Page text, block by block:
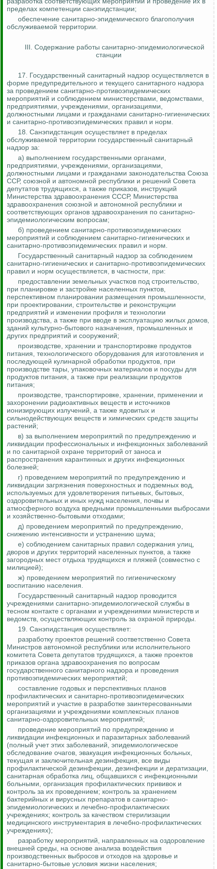
пределах компетенции санэпидстанции;
обеспечение санитарно-эпидемического благополучия
обслуживаемой территории.
III. Содержание работы санитарно-эпидемиологической
станции
17. Государственный санитарный надзор осуществляется в
форме предупредительного и текущего санитарного надзора
за проведением санитарно-противоэпидемических
мероприятий и соблюдением министерствами, ведомствами,
предприятиями, учреждениями, организациями,
должностными лицами и гражданами санитарно-гигиенических
и санитарно-противоэпидемических правил и норм.
18. Санэпидстанция осуществляет в пределах
обслуживаемой территории государственный санитарный
надзор за:
а) выполнением государственными органами,
предприятиями, учреждениями, организациями,
должностными лицами и гражданами законодательства Союза
ССР, союзной и автономной республики и решений Совета
депутатов трудящихся, а также приказов, инструкций
Министерства здравоохранения СССР, Министерства
здравоохранения союзной и автономной республики и
соответствующих органов здравоохранения по санитарно-
эпидемиологическим вопросам;
б) проведением санитарно-противоэпидемических
мероприятий и соблюдением санитарно-гигиенических и
санитарно-противоэпидемических правил и норм.
Государственный санитарный надзор за соблюдением
санитарно-гигиенических и санитарно-противоэпидемических
правил и норм осуществляется, в частности, при:
предоставлении земельных участков под строительство,
при планировке и застройке населенных пунктов,
перспективном планировании размещения промышленности,
при проектировании, строительстве и реконструкции
предприятий и изменении профиля и технологии
производства, а также при вводе в эксплуатацию жилых домов,
зданий культурно-бытового назначения, промышленных и
других предприятий и сооружений;
производстве, хранении и транспортировке продуктов
питания, технологического оборудования для изготовления и
последующей кулинарной обработки продуктов, при
производстве тары, упаковочных материалов и посуды для
продуктов питания, а также при реализации продуктов
питания;
производстве, транспортировке, хранении, применении и
захоронении радиоактивных веществ и источников
ионизирующих излучений, а также ядовитых и
сильнодействующих веществ и химических средств защиты
растений;
в) за выполнением мероприятий по предупреждению и
ликвидации профессиональных и инфекционных заболеваний
и по санитарной охране территорий от заноса и
распространения карантинных и других инфекционных
болезней;
г) проведением мероприятий по предупреждению и
ликвидации загрязнения поверхностных и подземных вод,
используемых для удовлетворения питьевых, бытовых,
оздоровительных и иных нужд населения, почвы и
атмосферного воздуха вредными промышленными выбросами
и хозяйственно-бытовыми отходами;
д) проведением мероприятий по предупреждению,
снижению интенсивности и устранению шума;
е) соблюдением санитарных правил содержания улиц,
дворов и других территорий населенных пунктов, а также
загородных мест отдыха трудящихся и пляжей (совместно с
милицией);
ж) проведением мероприятий по гигиеническому
воспитанию населения.
Государственный санитарный надзор проводится
учреждениями санитарно-эпидемиологической службы в
тесном контакте с органами и учреждениями министерств и
ведомств, осуществляющих контроль за охраной природы.
19. Санэпидстанция осуществляет:
разработку проектов решений соответственно Совета
Министров автономной республики или исполнительного
комитета Совета депутатов трудящихся, а также проектов
приказов органа здравоохранения по вопросам
государственного санитарного надзора и проведения
противоэпидемических мероприятий;
составление годовых и перспективных планов
профилактических и санитарно-противоэпидемических
мероприятий и участие в разработке заинтересованными
организациями и учреждениями комплексных планов
санитарно-оздоровительных мероприятий;
проведение мероприятий по предупреждению и
ликвидации инфекционных и паразитарных заболеваний
(полный учет этих заболеваний, эпидемиологическое
обследование очагов, эвакуация инфекционных больных,
текущая и заключительная дезинфекция, все виды
профилактической дезинфекции, дезинфекции и дератизации,
санитарная обработка лиц, общавшихся с инфекционными
больными, организация профилактических прививок и
контроль за их проведением; контроль за хранением
бактерийных и вирусных препаратов в санитарно-
эпидемиологических и лечебно-профилактических
учреждениях; контроль за качеством стерилизации
медицинского инструментария в лечебно-профилактических
учреждениях);
разработку мероприятий, направленных на оздоровление
внешней среды, на основе анализа воздействия
производственных выбросов и отходов на здоровье и
санитарно-бытовые условия жизни населения;